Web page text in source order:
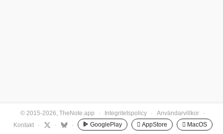
© 2015-2026, TheNote.app · Integritetspolicy · Användarvillkor
·
Kontakt
· · · GooglePlay  AppStore  MacOS